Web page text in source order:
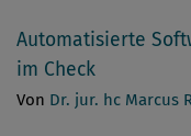
Automatisierte
im Check
Von Dr. jur. hc Marcus